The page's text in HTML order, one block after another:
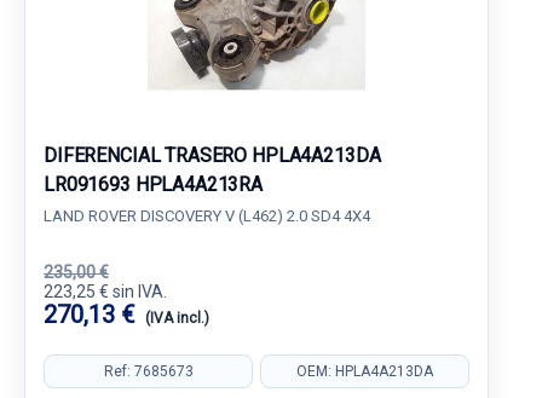
DIFERENCIAL TRASERO HPLA4A213DA
LR091693 HPLA4A213RA
LAND ROVER DISCOVERY V (L462) 2.0 SD4 4X4
235,00 €
223,25 € sin IVA.
270,13 € (IVA incl.)
Ref: 7685673 OEM: HPLA4A213DA